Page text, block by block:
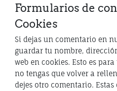
Formularios de
Cookies
Si dejas un comentario en
guardar tu nombre,
web en cookies. Esto es
no tengas que volver a
dejes otro comentario.